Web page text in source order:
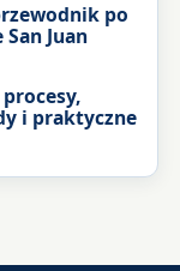
po
Juan
i praktyczne